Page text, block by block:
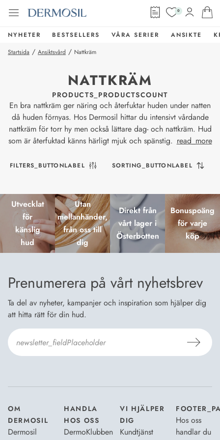
0
NYHETER BESTSELLERS VÅRA SERIER ANSIKTE
Startsida / Ansiktsvård / Nattkräm
NATTKRÄM
PRODUCTS_PRODUCTSCOUNT
En bra nattkräm ger näring och återfuktar huden under natten
då huden förnyas. Hos Dermosil hittar du intensivt vårdande
nattkräm för torr hy men också lättare dag- och nattkräm. Hud
som är återfuktad känns härligt mjuk och spänstig. read_more
FILTERS_BUTTONLABEL SORTING_BUTTONLABEL
Utvecklat
för
känslig
hud
Utan
mellanhänder,
från oss till
dig
Direkt från
vårt lager i
Österbotten
Bonuspoäng
för varje
köp
Prenumerera på vårt nyhetsbrev
Ta del av nyheter, kampanjer och inspiration som hjälper dig
att hitta rätt för din hud.
OM
DERMOSIL
Dermosil
HANDLA
HOS OSS
DermoKlubben
VI HJÄLPER
DIG
Kundtjänst
Hos oss
handlar du